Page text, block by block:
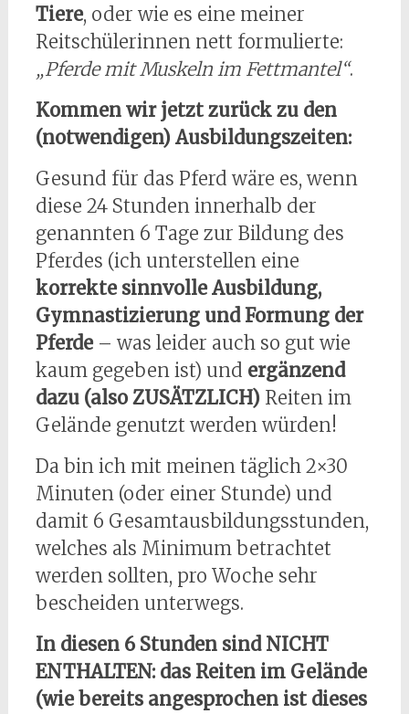
Tiere, oder wie es eine meiner
Reitschülerinnen nett formulierte:
„Pferde mit Muskeln im Fettmantel“.
Kommen wir jetzt zurück zu den
(notwendigen) Ausbildungszeiten:
Gesund für das Pferd wäre es, wenn
diese 24 Stunden innerhalb der
genannten 6 Tage zur Bildung des
Pferdes (ich unterstellen eine
korrekte sinnvolle Ausbildung,
Gymnastizierung und Formung der
Pferde– was leider auch so gut wie
kaum gegeben ist) und ergänzend
dazu (also ZUSÄTZLICH) Reiten im
Gelände genutzt werden würden!
Da bin ich mit meinen täglich 2×30
Minuten (oder einer Stunde) und
damit 6 Gesamtausbildungsstunden,
welches als Minimum betrachtet
werden sollten, pro Woche sehr
bescheiden unterwegs.
In diesen 6 Stunden sind NICHT
ENTHALTEN: das Reiten im Gelände
(wie bereits angesprochen ist dieses